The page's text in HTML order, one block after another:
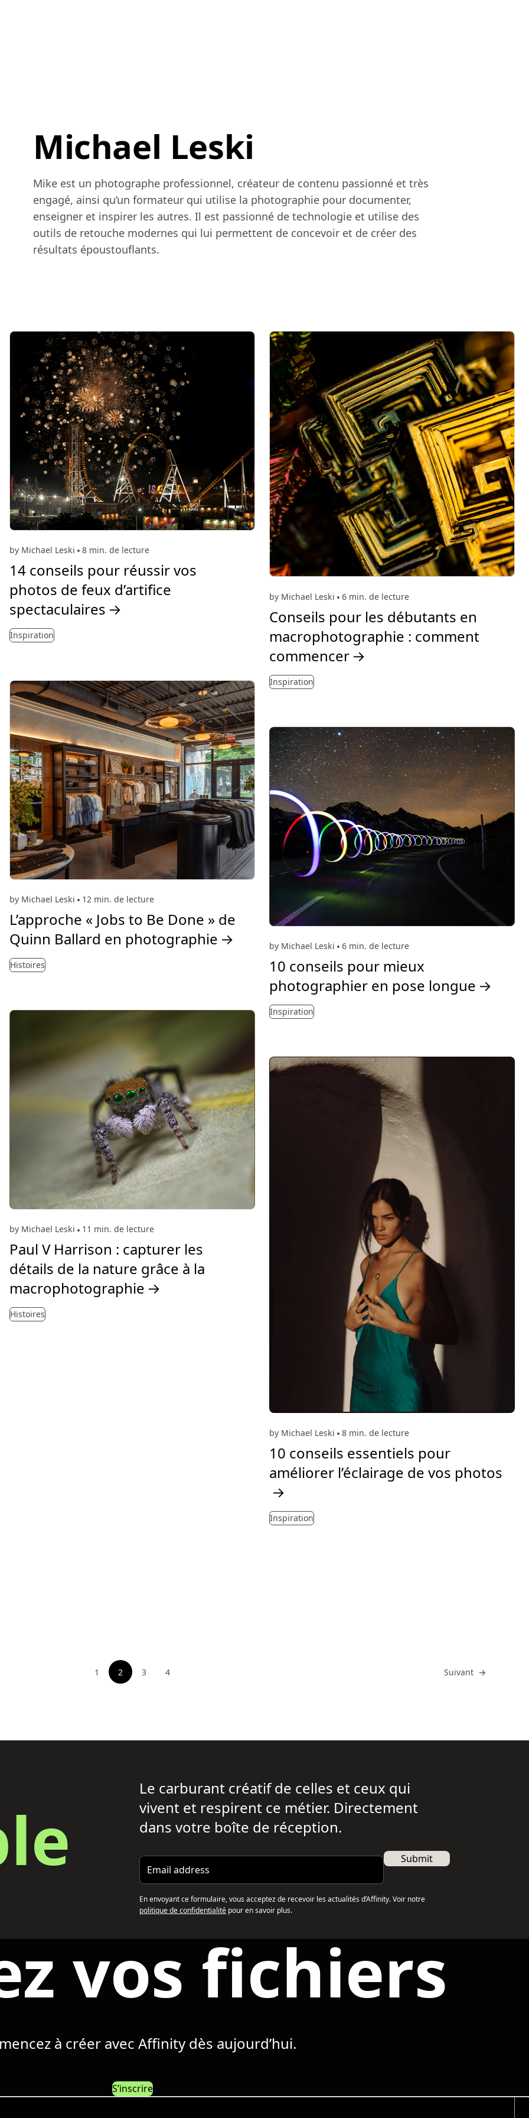
Michael Leski
Mike est un photographe professionnel, créateur de contenu passionné et très
engagé, ainsi qu’un formateur qui utilise la photographie pour documenter,
enseigner et inspirer les autres. Il est passionné de technologie et utilise des
outils de retouche modernes qui lui permettent de concevoir et de créer des
résultats époustouflants.
by Michael Leski 8 min. de lecture
14 conseils pour réussir vos
photos de feux d’artifice
spectaculaires →
Inspiration
by Michael Leski 12 min. de lecture
L’approche « Jobs to Be Done » de
Quinn Ballard en photographie →
Histoires
by Michael Leski 11 min. de lecture
Paul V Harrison : capturer les
détails de la nature grâce à la
macrophotographie →
Histoires
by Michael Leski 6 min. de lecture
Conseils pour les débutants en
macrophotographie : comment
commencer →
Inspiration
by Michael Leski 6 min. de lecture
10 conseils pour mieux
photographier en pose longue →
Inspiration
by Michael Leski 8 min. de lecture
10 conseils essentiels pour
améliorer l’éclairage de vos photos
→
Inspiration
Voir la page
1 2 Voir la page
3 Voir la page
4 Atteindre
Suivant →
Le carburant créatif de celles et ceux qui
vivent et respirent ce métier. Directement
dans votre boîte de réception.
Email address Submit
En envoyant ce formulaire, vous acceptez de recevoir les actualités d’Affinity. Voir notre
politique de confidentialité pour en savoir plus.
vos fichiers
à créer avec Affinity dès aujourd’hui.
S’inscrire